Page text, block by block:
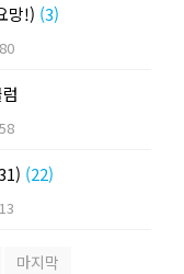
망!) (3)
(22)
마지막